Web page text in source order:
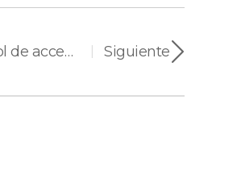
Siguiente
BioStar Air Ⅰ ¿Por qué elegir el control de acceso en la nube y no limitarse al control de acceso local?